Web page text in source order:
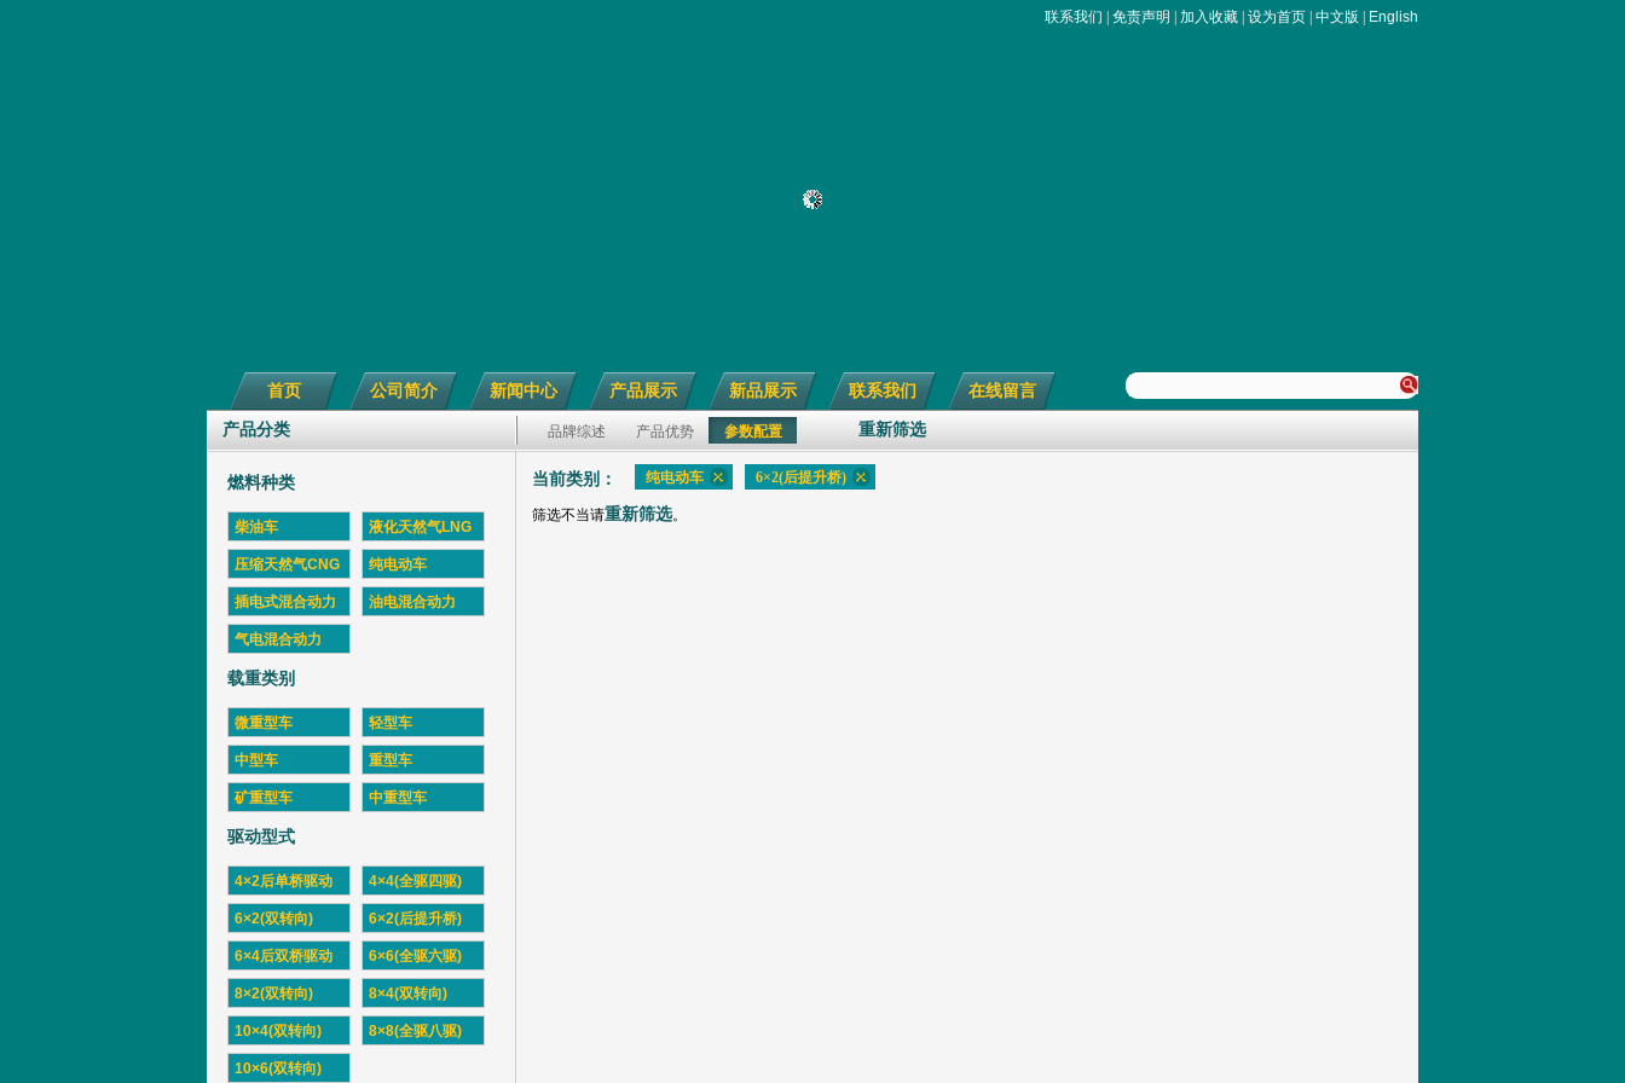
联系我们 免责声明 加入收藏 设为首页 中文版 English
首页 公司简介 新闻中心 产品展示 新品展示 联系我们 在线留言
产品分类 品牌综述 产品优势 参数配置 重新筛选
燃料种类
柴油车 液化天然气LNG
压缩天然气CNG 纯电动车
插电式混合动力 油电混合动力
气电混合动力
载重类别
微重型车 轻型车
中型车 重型车
矿重型车 中重型车
驱动型式
4×2后单桥驱动 4×4(全驱四驱)
6×2(双转向) 6×2(后提升桥)
6×4后双桥驱动 6×6(全驱六驱)
8×2(双转向) 8×4(双转向)
10×4(双转向) 8×8(全驱八驱)
10×6(双转向)
当前类别： 纯电动车 6×2(后提升桥)
筛选不当请重新筛选。